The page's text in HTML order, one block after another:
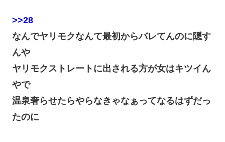
>>28
なんでヤリモクなんて最初からバレてんのに隠す
んや
ヤリモクストレートに出される方が女はキツイん
やで
温泉奢らせたらやらなきゃなぁってなるはずだっ
たのに